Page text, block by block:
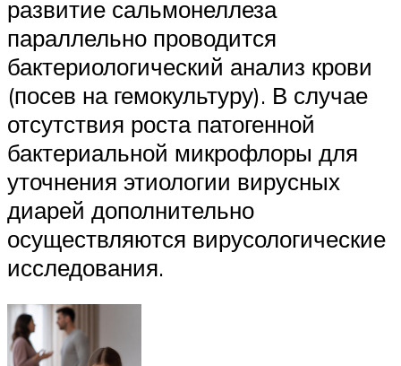
развитие сальмонеллеза
параллельно проводится
бактериологический анализ крови
(посев на гемокультуру). В случае
отсутствия роста патогенной
бактериальной микрофлоры для
уточнения этиологии вирусных
диарей дополнительно
осуществляются вирусологические
исследования.